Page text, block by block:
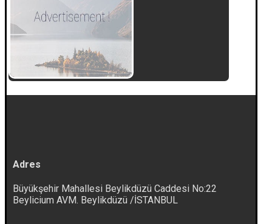
Adres
Büyükşehir Mahallesi Beylikdüzü Caddesi No:22
Beylicium AVM. Beylikdüzü /İSTANBUL